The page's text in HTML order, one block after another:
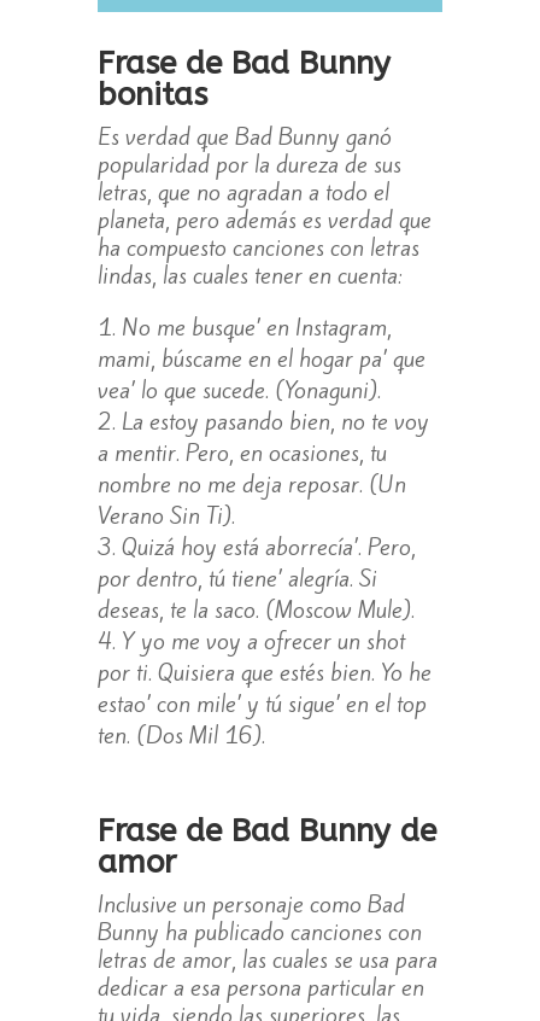
Frase de Bad Bunny
bonitas
Es verdad que Bad Bunny ganó
popularidad por la dureza de sus
letras, que no agradan a todo el
planeta, pero además es verdad que
ha compuesto canciones con letras
lindas, las cuales tener en cuenta:
No me busque’ en Instagram,
mami, búscame en el hogar pa’ que
vea’ lo que sucede. (Yonaguni).
La estoy pasando bien, no te voy
a mentir. Pero, en ocasiones, tu
nombre no me deja reposar. (Un
Verano Sin Ti).
Quizá hoy está aborrecía’. Pero,
por dentro, tú tiene’ alegría. Si
deseas, te la saco. (Moscow Mule).
Y yo me voy a ofrecer un shot
por ti. Quisiera que estés bien. Yo he
estao’ con mile’ y tú sigue’ en el top
ten. (Dos Mil 16).
Frase de Bad Bunny de
amor
Inclusive un personaje como Bad
Bunny ha publicado canciones con
letras de amor, las cuales se usa para
dedicar a esa persona particular en